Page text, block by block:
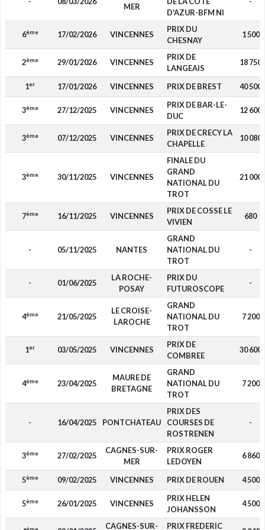
MER
D'AZUR-BFM NI
6ème 17/02/2026 VINCENNES
PRIX DU
CHESNAY
1 500
2ème 29/01/2026 VINCENNES
PRIX DE
LANGEAIS
18 750
1er 17/01/2026 VINCENNES PRIX DE BREST 40 500
3ème 27/12/2025 VINCENNES
PRIX DE BAR-LE-
DUC
12 600
3ème 07/12/2025 VINCENNES
PRIX DE CRECY LA
CHAPELLE
10 080
3ème 30/11/2025 VINCENNES
FINALE DU
GRAND
NATIONAL DU
TROT
21 000
7ème 16/11/2025 VINCENNES
PRIX DE COSSE LE
VIVIEN
680
- 05/11/2025 NANTES
GRAND
NATIONAL DU
TROT
-
- 01/06/2025
LA ROCHE-
POSAY
PRIX DU
FUTUROSCOPE
-
4ème 21/05/2025
LE CROISE-
LAROCHE
GRAND
NATIONAL DU
TROT
7 200
1er 03/05/2025 VINCENNES
PRIX DE
COMBREE
30 600
4ème 23/04/2025
MAURE DE
BRETAGNE
GRAND
NATIONAL DU
TROT
7 200
- 16/04/2025 PONTCHATEAU
PRIX DES
COURSES DE
ROSTRENEN
-
3ème 27/02/2025
CAGNES-SUR-
MER
PRIX ROGER
LEDOYEN
6 860
5ème 09/02/2025 VINCENNES PRIX DE ROUEN 4 500
5ème 26/01/2025 VINCENNES
PRIX HELEN
JOHANSSON
4 500
CAGNES-SUR- PRIX FREDERIC